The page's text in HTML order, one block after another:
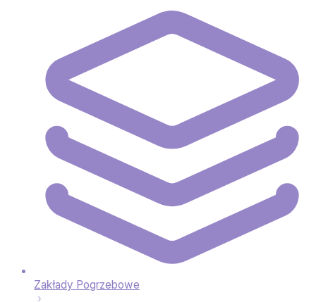
Zakłady Pogrzebowe